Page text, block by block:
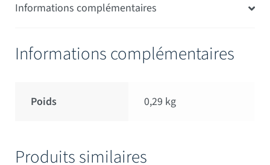
Informations complémentaires
Informations complémentaires
Poids 0,29 kg
Produits similaires